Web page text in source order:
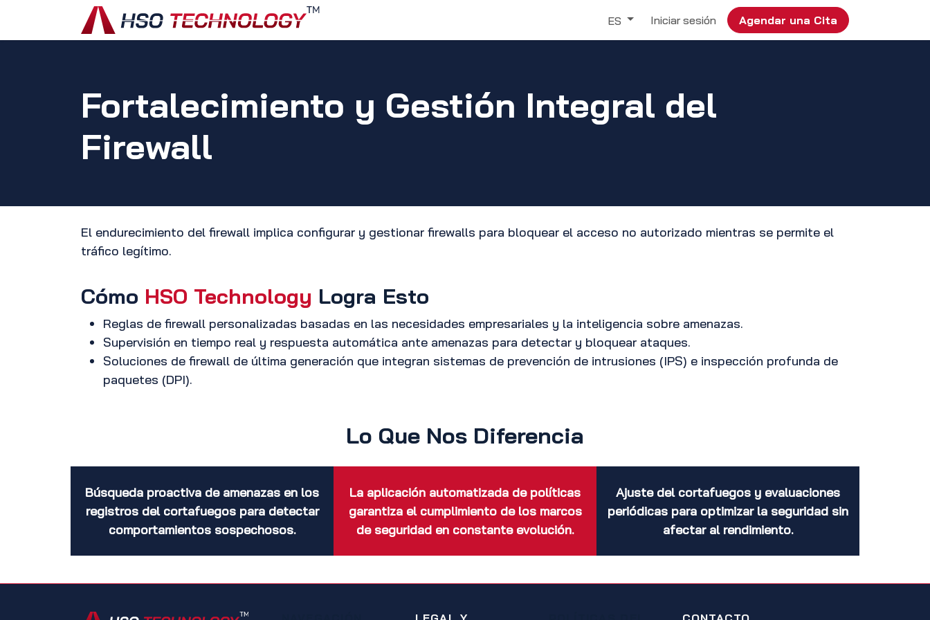
ES Iniciar sesión Agendar una Cita
Fortalecimiento y Gestión Integral del
Firewall
El endurecimiento del firewall implica configurar y gestionar firewalls para bloquear el acceso no autorizado mientras se permite el
tráfico legítimo.
Cómo HSO Technology Logra Esto
Reglas de firewall personalizadas basadas en las necesidades empresariales y la inteligencia sobre amenazas.
Supervisión en tiempo real y respuesta automática ante amenazas para detectar y bloquear ataques.
Soluciones de firewall de última generación que integran sistemas de prevención de intrusiones (IPS) e inspección profunda de
paquetes (DPI).
Lo Que Nos Diferencia
Búsqueda proactiva de amenazas en los
registros del cortafuegos para detectar
comportamientos sospechosos.
La aplicación automatizada de políticas
garantiza el cumplimiento de los marcos
de seguridad en constante evolución.
Ajuste del cortafuegos y evaluaciones
periódicas para optimizar la seguridad sin
afectar al rendimiento.